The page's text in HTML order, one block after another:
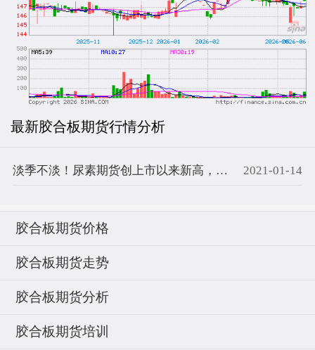
最新胶合板期货行情分析
淡季不淡！尿素期货创上市以来新高，行情“密码”是…… 2021-01-14
胶合板期货价格
胶合板期货走势
胶合板期货分析
胶合板期货培训